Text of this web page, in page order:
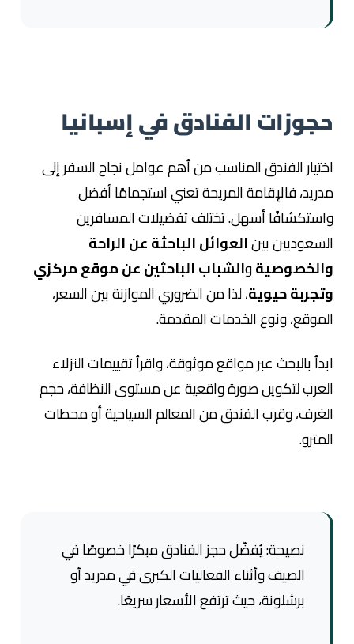
حجوزات الفنادق في إسبانيا
اختيار الفندق المناسب من أهم عوامل نجاح السفر إلى
مدريد، فالإقامة المريحة تعني استجمامًا أفضل
واستكشافًا أسهل. تختلف تفضيلات المسافرين
السعوديين بينالعوائل الباحثة عن الراحة
والخصوصيةوالشباب الباحثين عن موقع مركزي
وتجربة حيوية، لذا من الضروري الموازنة بين السعر،
الموقع، ونوع الخدمات المقدمة.
ابدأ بالبحث عبر مواقع موثوقة، واقرأ تقييمات النزلاء
العرب لتكوين صورة واقعية عن مستوى النظافة، حجم
الغرف، وقرب الفندق من المعالم السياحية أو محطات
المترو.
نصيحة: يُفضّل حجز الفنادق مبكرًا خصوصًا في
الصيف وأثناء الفعاليات الكبرى في مدريد أو
برشلونة، حيث ترتفع الأسعار سريعًا.